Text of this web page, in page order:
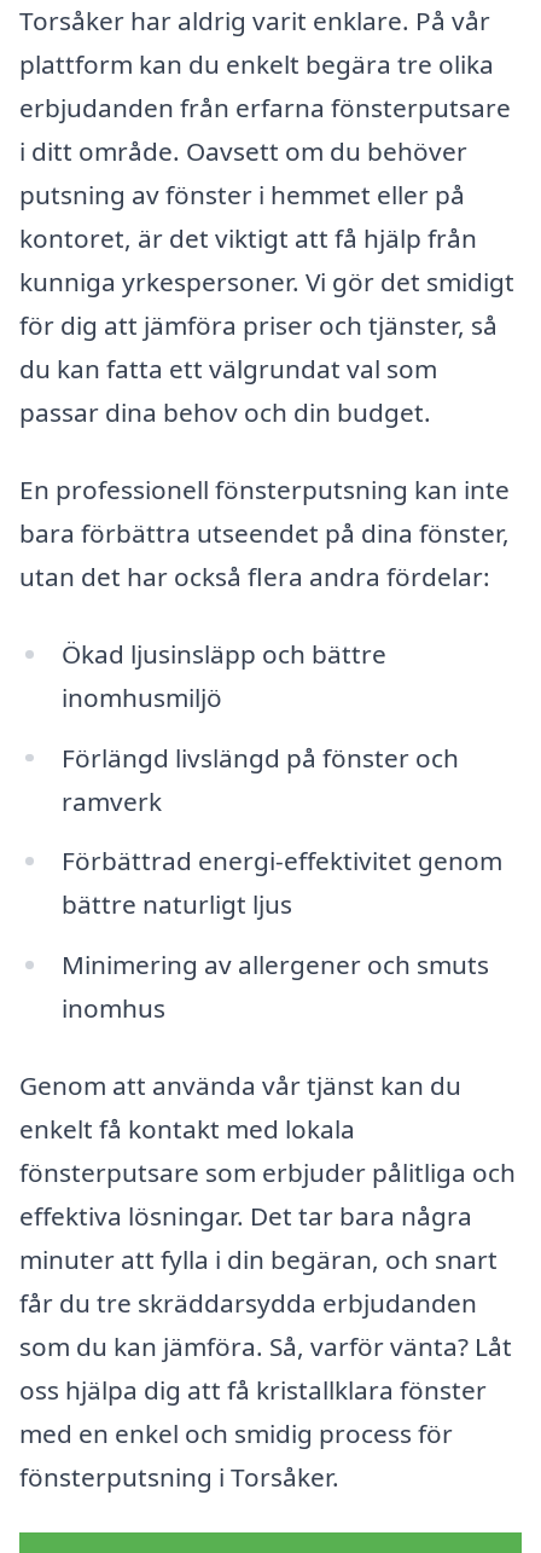
Torsåker har aldrig varit enklare. På vår
plattform kan du enkelt begära tre olika
erbjudanden från erfarna fönsterputsare
i ditt område. Oavsett om du behöver
putsning av fönster i hemmet eller på
kontoret, är det viktigt att få hjälp från
kunniga yrkespersoner. Vi gör det smidigt
för dig att jämföra priser och tjänster, så
du kan fatta ett välgrundat val som
passar dina behov och din budget.
En professionell fönsterputsning kan inte
bara förbättra utseendet på dina fönster,
utan det har också flera andra fördelar:
Ökad ljusinsläpp och bättre
inomhusmiljö
Förlängd livslängd på fönster och
ramverk
Förbättrad energi-effektivitet genom
bättre naturligt ljus
Minimering av allergener och smuts
inomhus
Genom att använda vår tjänst kan du
enkelt få kontakt med lokala
fönsterputsare som erbjuder pålitliga och
effektiva lösningar. Det tar bara några
minuter att fylla i din begäran, och snart
får du tre skräddarsydda erbjudanden
som du kan jämföra. Så, varför vänta? Låt
oss hjälpa dig att få kristallklara fönster
med en enkel och smidig process för
fönsterputsning i Torsåker.